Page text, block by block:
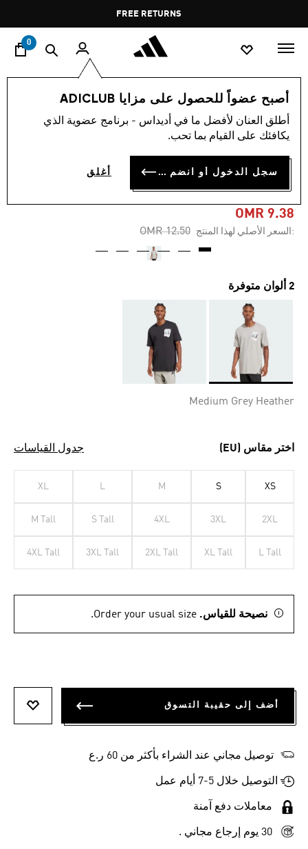
Pause
promotion
rotation
FREE RETURNS
0
أصبح عضواً للحصول على مزايا ADICLUB
أطلق العنان لأفضل ما في أديداس - برنامج عضوية الذي
يكافئك على القيام بما تحب.
سجل الدخول أو انضم الآن أغلق
الرجال ملابس
-20%
تي شيرت MEMORIES OF
SPORT GRAPHIC
OMR 9.38
:السعر الأصلي لهذا المنتج Price reduced from
OMR 12.50
to
2 ألوان متوفرة
Medium Grey Heather
اختر مقاس (EU) جدول القياسات
XS
S
M
L
XL
2XL
3XL
4XL
S Tall
M Tall
L Tall
XL Tall
2XL Tall
3XL Tall
4XL Tall
نصيحة للقياس. Order your usual size.
أضف إلى حقيبة التسوق
توصيل مجاني عند الشراء بأكثر من 60 ر.ع
التوصيل خلال 5-7 أيام عمل
معاملات دفع آمنة